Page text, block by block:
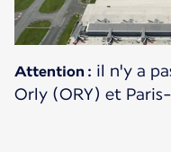
Attention : il n'y a
Orly (ORY) et